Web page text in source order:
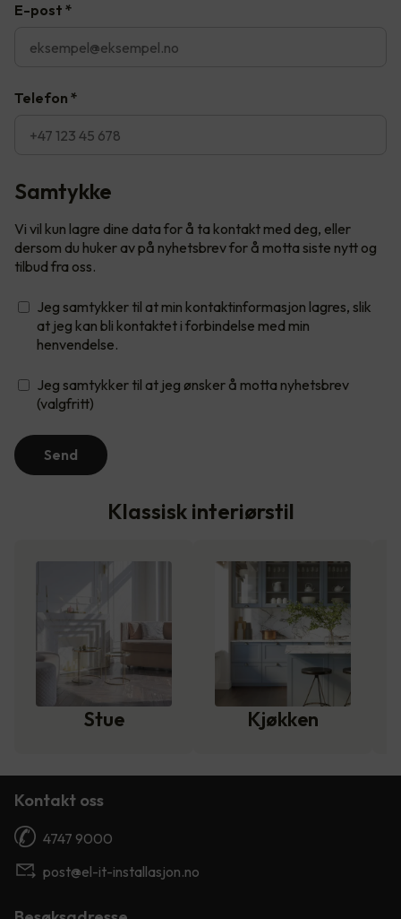
E-post *
Telefon *
Samtykke
Vi vil kun lagre dine data for å ta kontakt med deg, eller
dersom du huker av på nyhetsbrev for å motta siste nytt og
tilbud fra oss.
Jeg samtykker til at min kontaktinformasjon lagres, slik
at jeg kan bli kontaktet i forbindelse med min
henvendelse.
Jeg samtykker til at jeg ønsker å motta nyhetsbrev
(valgfritt)
Send
Klassisk interiørstil
Stue Kjøkken
Kontakt oss
4747 9000
post@el-it-installasjon.no